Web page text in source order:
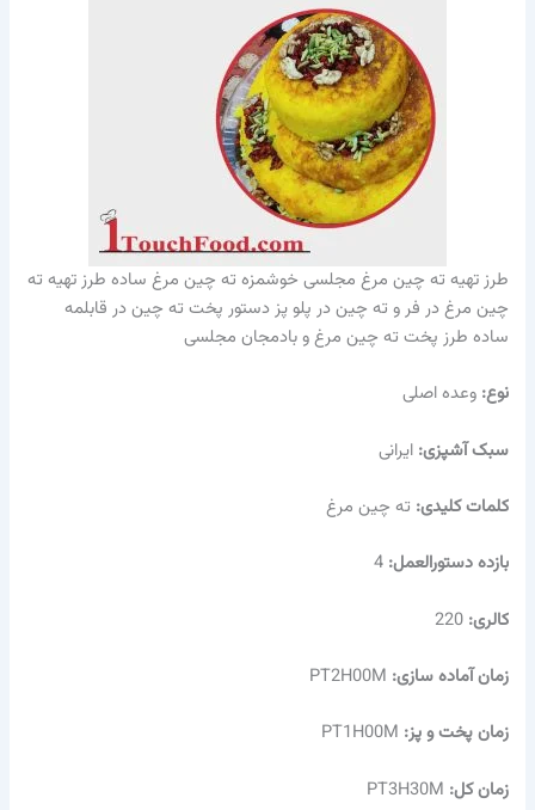
طرز تهیه ته چین مرغ مجلسی خوشمزه ته چین مرغ ساده طرز تهیه ته
چین مرغ در فر و ته چین در پلو پز دستور پخت ته چین در قابلمه
ساده طرز پخت ته چین مرغ و بادمجان مجلسی
نوع:وعده اصلی
سبک آشپزی:ایرانی
کلمات کلیدی: ته چین مرغ
بازده دستورالعمل:4
کالری:220
زمان آماده سازی: PT2H00M
زمان پخت و پز: PT1H00M
زمان کل: PT3H30M